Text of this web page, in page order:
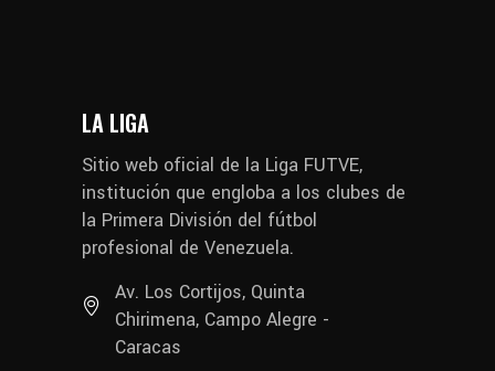
LA LIGA
Sitio web oficial de la Liga FUTVE,
institución que engloba a los clubes de
la Primera División del fútbol
profesional de Venezuela.
Av. Los Cortijos, Quinta
Chirimena, Campo Alegre -
Caracas